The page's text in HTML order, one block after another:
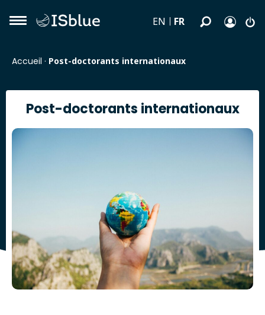
EN FR
Accueil · Post-doctorants internationaux
Post-doctorants internationaux